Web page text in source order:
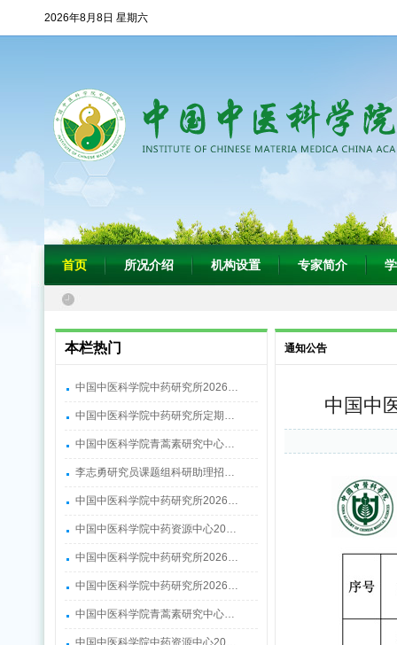
2026年8月8日 星期六
首页 所况介绍 机构设置 专家简介
本栏热门
中国中医科学院中药研究所2026…
中国中医科学院中药研究所定期…
中国中医科学院青蒿素研究中心…
李志勇研究员课题组科研助理招…
中国中医科学院中药研究所2026…
中国中医科学院中药资源中心20…
中国中医科学院中药研究所2026…
中国中医科学院中药研究所2026…
中国中医科学院青蒿素研究中心…
中国中医科学院中药资源中心20…
通知公告
中国中